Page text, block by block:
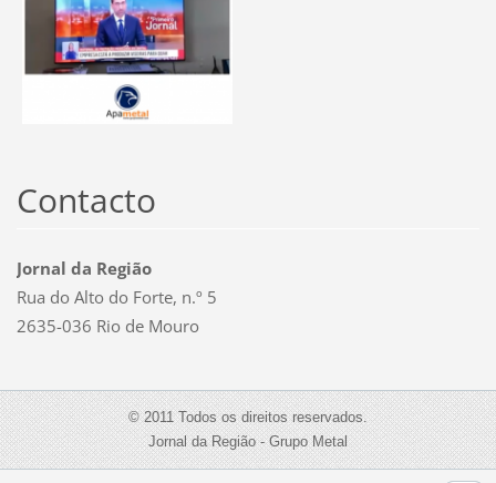
Contacto
Jornal da Região
Rua do Alto do Forte, n.º 5
2635-036 Rio de Mouro
© 2011 Todos os direitos reservados.
Jornal da Região - Grupo Metal